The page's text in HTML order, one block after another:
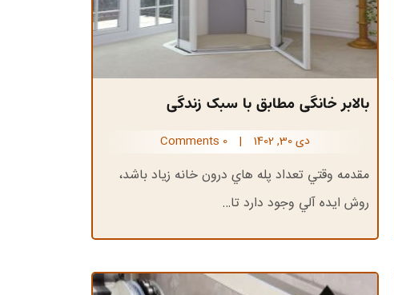
بالابر خانگی مطابق با سبک زندگی
دی 30, 1402 |
0 Comments
مقدمه وقتي تعداد پله هاي درون خانه زياد باشد،
روش ايده آلي وجود دارد تا…